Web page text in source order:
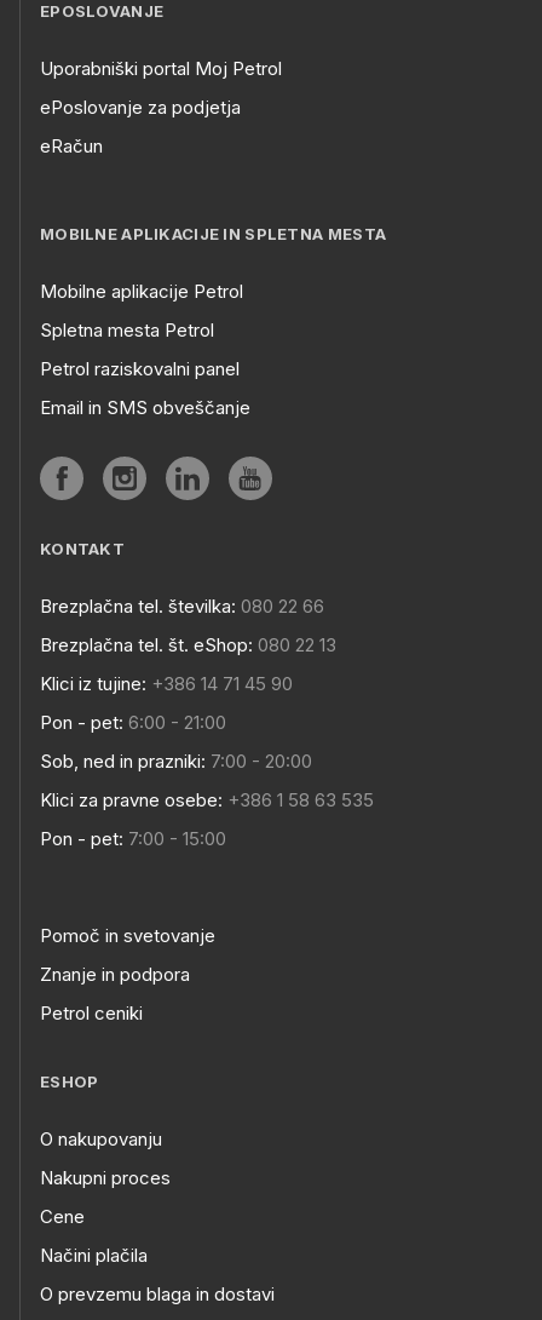
EPOSLOVANJE
Uporabniški portal Moj Petrol
ePoslovanje za podjetja
eRačun
MOBILNE APLIKACIJE IN SPLETNA MESTA
Mobilne aplikacije Petrol
Spletna mesta Petrol
Petrol raziskovalni panel
Email in SMS obveščanje
KONTAKT
Brezplačna tel. številka: 080 22 66
Brezplačna tel. št. eShop: 080 22 13
Klici iz tujine: +386 14 71 45 90
Pon - pet: 6:00 - 21:00
Sob, ned in prazniki: 7:00 - 20:00
Klici za pravne osebe: +386 1 58 63 535
Pon - pet: 7:00 - 15:00
Pomoč in svetovanje
Znanje in podpora
Petrol ceniki
ESHOP
O nakupovanju
Nakupni proces
Cene
Načini plačila
O prevzemu blaga in dostavi